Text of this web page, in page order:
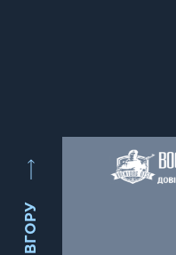
ВГОРУ